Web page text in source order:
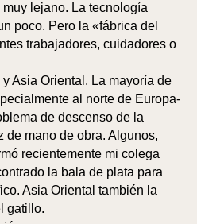
lejano. La tecnología
poco. Pero la «fábrica del
trabajadores, cuidadores o
Asia Oriental. La mayoría de
al norte de Europa-
de descenso de la
de mano de obra. Algunos,
recientemente mi colega
la bala de plata para
Asia Oriental también la
gatillo.